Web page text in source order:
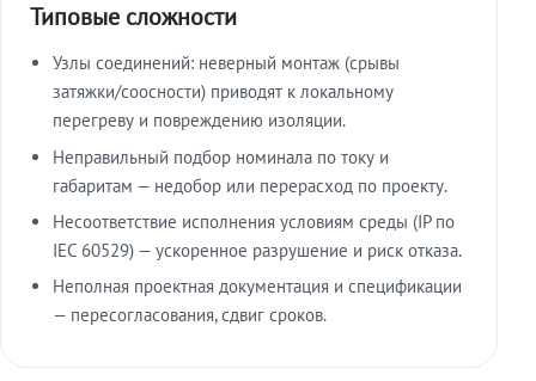
Типовые сложности
Узлы соединений: неверный монтаж (срывы
затяжки/соосности) приводят к локальному
перегреву и повреждению изоляции.
Неправильный подбор номинала по току и
габаритам — недобор или перерасход по проекту.
Несоответствие исполнения условиям среды (IP по
IEC 60529) — ускоренное разрушение и риск отказа.
Неполная проектная документация и спецификации
— пересогласования, сдвиг сроков.